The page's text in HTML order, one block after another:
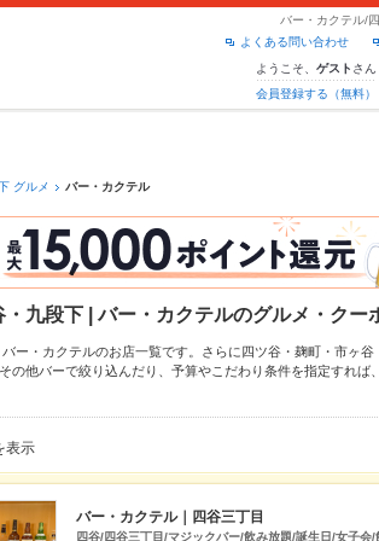
バー・カクテル/
よくある問い合わせ
ようこそ、 ゲスト さん
会員登録する（無料）
グルメ バー・カクテル
・九段下 | バー・カクテルのグルメ・クー
ー・カクテルのお店一覧です。さらに四ツ谷・麹町・市ヶ
その他バーで絞り込んだり、予算やこだわり条件を指定すれ
表示
バー・カクテル｜四谷三丁目
四谷/四谷三丁目/マジックバー/飲み放題/誕生日/女子会